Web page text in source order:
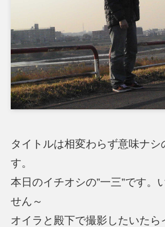
タイトルは相変わらず意味ナシ
す。
本日のイチオシの”一三”です。
せん～
オイラと殿下で撮影したいたら